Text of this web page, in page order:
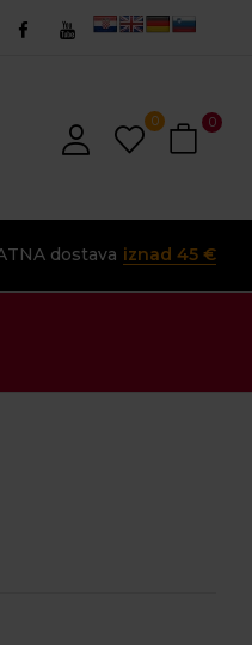
0 0
dostava iznad 45 €